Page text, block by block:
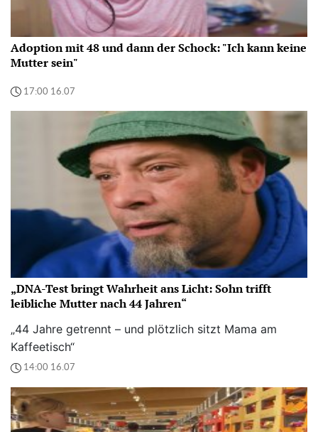
Adoption mit 48 und dann der Schock: "Ich kann keine
Mutter sein"
17:00 16.07
„DNA-Test bringt Wahrheit ans Licht: Sohn trifft
leibliche Mutter nach 44 Jahren“
„44 Jahre getrennt – und plötzlich sitzt Mama am
Kaffeetisch“
14:00 16.07